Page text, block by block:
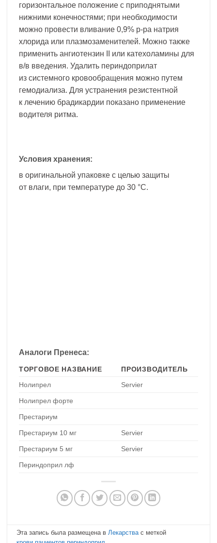
горизонтальное положение с приподнятыми
нижними конечностями; при необходимости
можно провести вливание 0,9% р-ра натрия
хлорида или плазмозаменителей. Можно также
применить ангиотензин II или катехоламины для
в/в введения. Удалить периндоприлат
из системного кровообращения можно путем
гемодиализа. Для устранения резистентной
к лечению брадикардии показано применение
водителя ритма.
Условия хранения:
в оригинальной упаковке с целью защиты
от влаги, при температуре до 30 °С.
Аналоги Пренеса:
ТОРГОВОЕ НАЗВАНИЕ
ПРОИЗВОДИТЕЛЬ
Нолипрел
Servier
Нолипрел форте
Престариум
Престариум 10 мг Servier
Престариум 5 мг Servier
Периндоприл лф
Эта запись была размещена в Лекарства с меткой